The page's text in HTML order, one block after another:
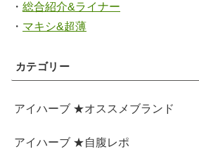
・ 総合紹介&ライナー
・ マキシ&超薄
カテゴリー
アイハーブ ★オススメブランド
アイハーブ ★自腹レポ